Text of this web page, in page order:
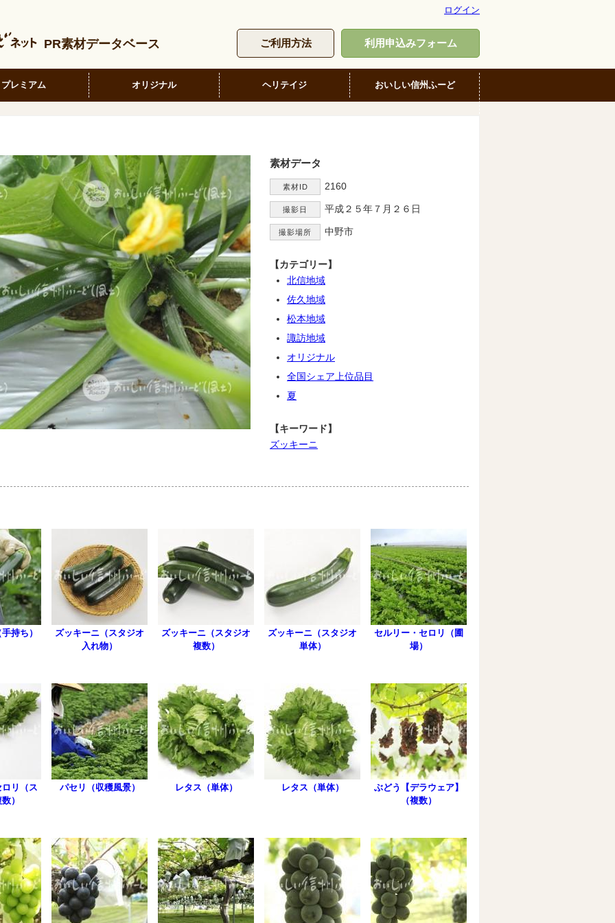
ログイン
PR素材データベース ご利用方法 利用申込みフォーム
プレミアム オリジナル ヘリテイジ おいしい信州ふーど
素材データ
素材ID 2160
撮影日 平成２５年７月２６日
撮影場所 中野市
【カテゴリー】
北信地域
佐久地域
松本地域
諏訪地域
オリジナル
全国シェア上位品目
夏
【キーワード】
ズッキーニ
持ち）
ズッキーニ（スタジオ
入れ物）
ズッキーニ（スタジオ
複数）
ズッキーニ（スタジオ
単体）
セルリー・セロリ（圃
場）
リ（ス
）
パセリ（収穫風景） レタス（単体） レタス（単体）
ぶどう【デラウェア】
（複数）